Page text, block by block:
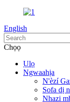
English
Chọọ
Ụlọ
Ngwaahịa
N'èzí
Sofa dị
Nhazi